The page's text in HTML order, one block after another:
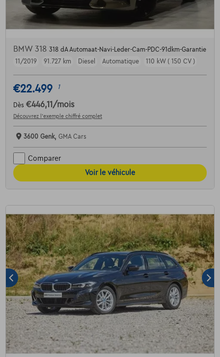
BMW 318 318 dA Automaat-Navi-Leder-Cam-PDC-91dkm-Garantie
11/2019
91.727 km Diesel Automatique 110 kW ( 150 CV )
€22.499 1
Dès €446,11 /mois
Découvrez l’exemple chiffré complet
3600 Genk, GMA Cars
Comparer
Voir le véhicule